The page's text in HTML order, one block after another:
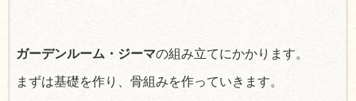
ガーデンルーム・ジーマの組み立てにかかります。
まずは基礎を作り、骨組みを作っていきます。